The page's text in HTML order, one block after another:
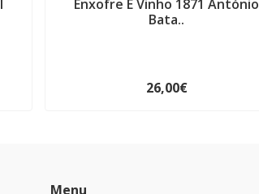
Enxofre E Vinho 1871 António
Bata..
26,00€
Menu